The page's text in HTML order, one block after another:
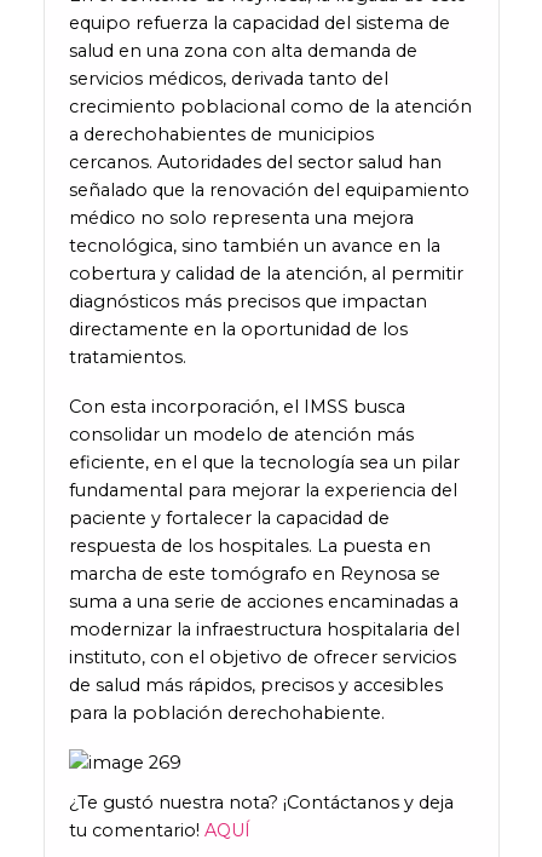
equipo refuerza la capacidad del sistema de
salud en una zona con alta demanda de
servicios médicos, derivada tanto del
crecimiento poblacional como de la atención
a derechohabientes de municipios
cercanos. Autoridades del sector salud han
señalado que la renovación del equipamiento
médico no solo representa una mejora
tecnológica, sino también un avance en la
cobertura y calidad de la atención, al permitir
diagnósticos más precisos que impactan
directamente en la oportunidad de los
tratamientos.
Con esta incorporación, el IMSS busca
consolidar un modelo de atención más
eficiente, en el que la tecnología sea un pilar
fundamental para mejorar la experiencia del
paciente y fortalecer la capacidad de
respuesta de los hospitales. La puesta en
marcha de este tomógrafo en Reynosa se
suma a una serie de acciones encaminadas a
modernizar la infraestructura hospitalaria del
instituto, con el objetivo de ofrecer servicios
de salud más rápidos, precisos y accesibles
para la población derechohabiente.
¿Te gustó nuestra nota? ¡Contáctanos y deja
tu comentario! AQUÍ